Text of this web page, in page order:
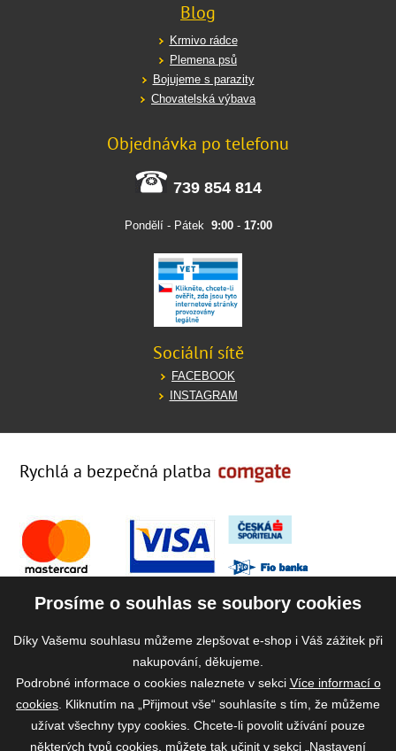
Blog
Krmivo rádce
Plemena psů
Bojujeme s parazity
Chovatelská výbava
Objednávka po telefonu
739 854 814
Pondělí - Pátek 9:00- 17:00
Sociální sítě
FACEBOOK
INSTAGRAM
Rychlá a bezpečná platba
Prosíme o souhlas se soubory cookies
Díky Vašemu souhlasu můžeme zlepšovat e-shop i Váš zážitek při
nakupování, děkujeme.
Podrobné informace o cookies naleznete v sekci Více informací o
cookies . Kliknutím na „Přijmout vše“ souhlasíte s tím, že můžeme
užívat všechny typy cookies. Chcete-li povolit užívání pouze
některých typů cookies, můžete tak učinit v sekci „Nastavení